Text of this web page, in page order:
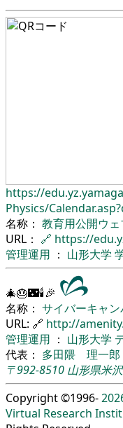
https://
Physics/
名称： 教育用公開ウ
URL： 🔗 https://
管理運用 ： 山形大学
🎄🎂🌃🕯🎉
名称： サイバーキャン
URL: 🔗 http://
管理運用 ： 山形大学
代表： 多田隈 理一郎
〒992-8510 山形県米
Copyright ©1996-
Virtual Research